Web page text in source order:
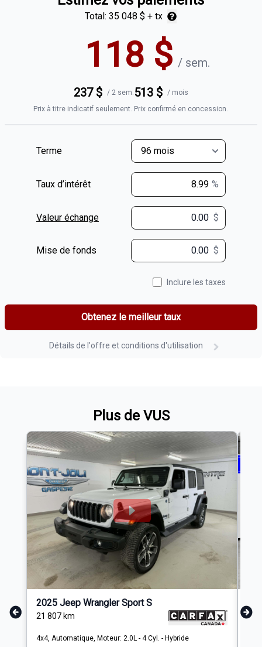
Total: 35 048 $ + tx
118 $ / sem.
237$ / 2 sem.513$ / mois
Prix à titre indicatif seulement. Prix confirmé en concession.
Terme
Taux d’intérêt %
Valeur échange $ $
Mise de fonds $
Inclure les taxes
Obtenez le meilleur taux
Détails de l'offre et conditions d'utilisation
Plus de VUS
2025 Jeep Wrangler Sport S
21 807 km
4x4, Automatique, Moteur: 2.0L - 4 Cyl. - Hybride
27